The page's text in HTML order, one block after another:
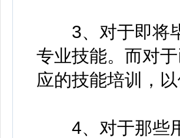
3、对于即将毕
专业技能。而对
应的技能培训，
4、对于那些用